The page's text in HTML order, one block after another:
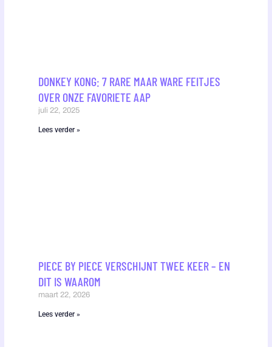
DONKEY KONG: 7 RARE MAAR WARE FEITJES
OVER ONZE FAVORIETE AAP
juli 22, 2025
Lees verder »
PIECE BY PIECE VERSCHIJNT TWEE KEER – EN
DIT IS WAAROM
maart 22, 2026
Lees verder »